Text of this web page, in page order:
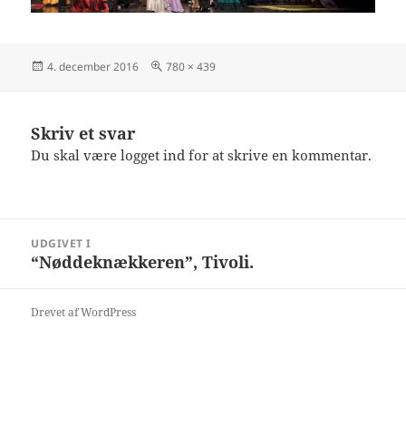
Udgivet
4. december 2016
Fuld
780 × 439
Skriv et svar
Du skal værelogget ind for at skrive en kommentar.
UDGIVET I
“Nøddeknækkeren”, Tivoli.
Drevet af WordPress